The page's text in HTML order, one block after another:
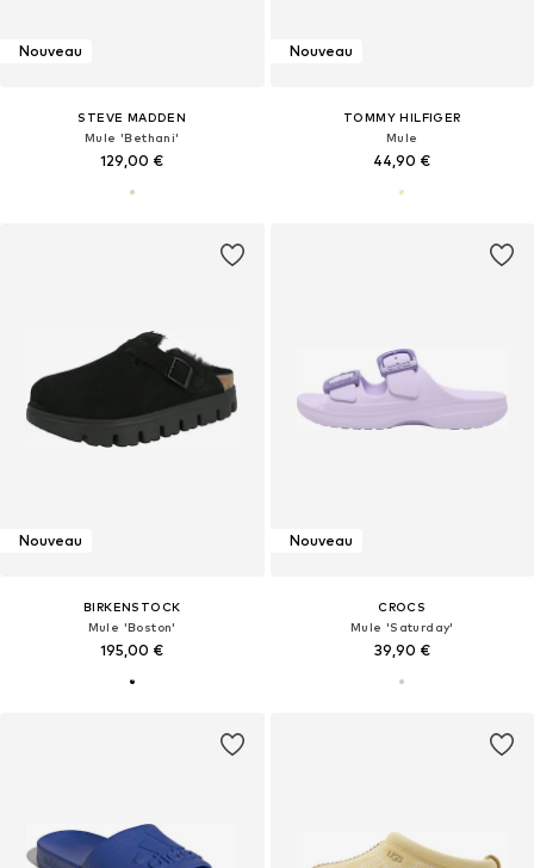
Nouveau
STEVE MADDEN
Mule 'Bethani'
129,00 €
Nouveau
TOMMY HILFIGER
Mule
44,90 €
Nouveau
BIRKENSTOCK
Mule 'Boston'
195,00 €
Nouveau
CROCS
Mule 'Saturday'
39,90 €